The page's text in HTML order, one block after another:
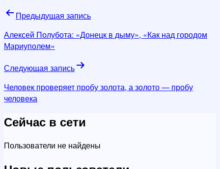
Навигация
по
записям
Предыдущая запись
Алексей Полубота: «Донецк в дыму», «Как над городом
Мариуполем»
Следующая запись
Человек проверяет пробу золота, а золото — пробу
человека
Сейчас в сети
Пользователи не найдены